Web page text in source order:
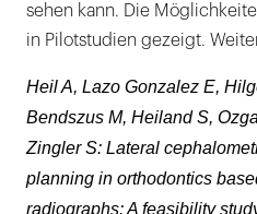
sehen kann. Die
in Pilotstudien gezeigt.
Heil A, Lazo Gonzalez E,
Bendszus M, Heiland S,
Zingler S: Lateral
planning in orthodontics
radiographs: A feasibility